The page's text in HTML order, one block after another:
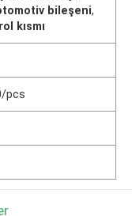
bileşeni,
kısmı
pcs